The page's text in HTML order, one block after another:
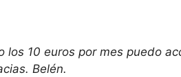
10 euros por mes puedo
Belén.